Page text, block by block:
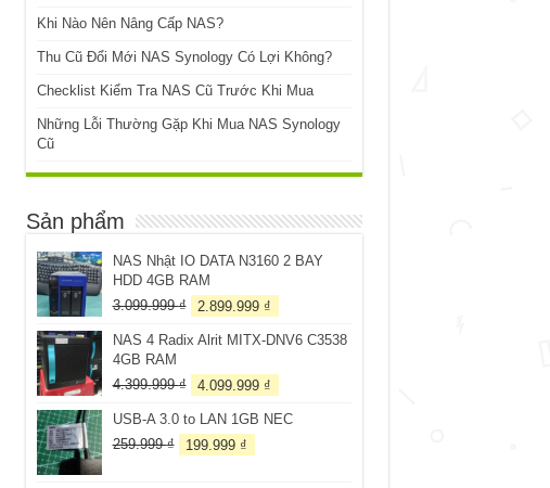
Khi Nào Nên Nâng Cấp NAS?
Thu Cũ Đổi Mới NAS Synology Có Lợi Không?
Checklist Kiểm Tra NAS Cũ Trước Khi Mua
Những Lỗi Thường Gặp Khi Mua NAS Synology
Cũ
Sản phẩm
NAS Nhật IO DATA N3160 2 BAY
HDD 4GB RAM
3.099.999₫
Giá
là:
2.899.999 ₫
tại
NAS 4 Radix Alrit MITX-DNV6 C3538
4GB RAM
4.399.999₫
Giá
là:
4.399.999 ₫.
4.099.999 ₫
tại
USB-A 3.0 to LAN 1GB NEC
259.999₫
Giá
199.999 ₫